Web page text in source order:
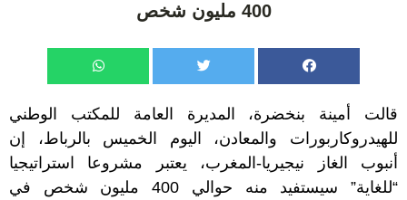
400 مليون شخص
قالت أمينة بنخضرة، المديرة العامة للمكتب الوطني
للهيدروكاربورات والمعادن، اليوم الخميس بالرباط، إن
أنبوب الغاز نيجيريا-المغرب، يعتبر مشروعا استراتيجيا
“للغاية” سيستفيد منه حوالي 400 مليون شخص في